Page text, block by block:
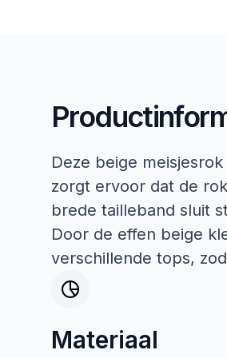
Deze beige
zorgt ervoor dat de
brede tailleband sluit
Door de effen beige
verschillende tops,
Materiaal